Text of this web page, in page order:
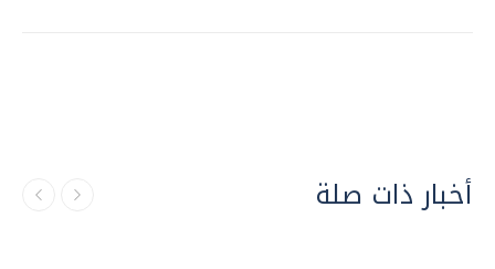
أخبار ذات صلة